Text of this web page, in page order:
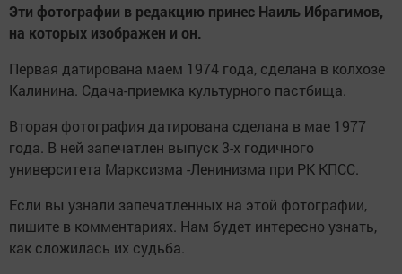
Эти фотографии в редакцию принес Наиль Ибрагимов,
на которых изображен и он.
Первая датирована маем 1974 года, сделана в колхозе
Калинина. Сдача-приемка культурного пастбища.
Вторая фотография датирована сделана в мае 1977
года. В ней запечатлен выпуск 3-х годичного
университета Марксизма -Ленинизма при РК КПСС.
Если вы узнали запечатленных на этой фотографии,
пишите в комментариях. Нам будет интересно узнать,
как сложилась их судьба.